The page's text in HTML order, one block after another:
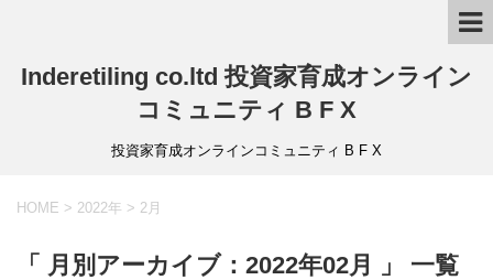
Inderetiling co.ltd 投資家育成オンライン
コミュニティ B F X
投資家育成オンラインコミュニティ B F X
HOME > 2022年 > 2月
「 月別アーカイブ：2022年02月 」 一覧